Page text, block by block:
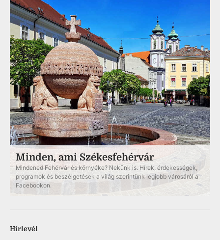
Minden, ami Székesfehérvár
Mindened Fehérvár és környéke? Nekünk is. Hírek, érdekességek,
programok és beszélgetések a világ szerintünk legjobb városáról a
Facebookon.
Hírlevél